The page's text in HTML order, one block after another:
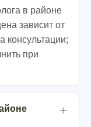
в районе
зависит от
консультации;
при